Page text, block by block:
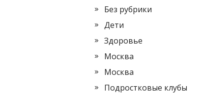
Без рубрики
Дети
Здоровье
Москва
Москва
Подростковые клубы